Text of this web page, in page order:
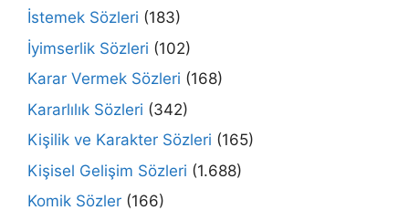
İstemek Sözleri (183)
İyimserlik Sözleri (102)
Karar Vermek Sözleri (168)
Kararlılık Sözleri (342)
Kişilik ve Karakter Sözleri (165)
Kişisel Gelişim Sözleri (1.688)
Komik Sözler (166)